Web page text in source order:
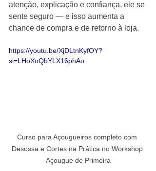
atenção, explicação e confiança, ele se
sente seguro — e isso aumenta a
chance de compra e de retorno à loja.
https://youtu.be/XjDLtnKyfOY?
si=LHoXoQbYLX16phAo
Curso para Açougueiros completo com
Desossa e Cortes na Prática no Workshop
Açougue de Primeira